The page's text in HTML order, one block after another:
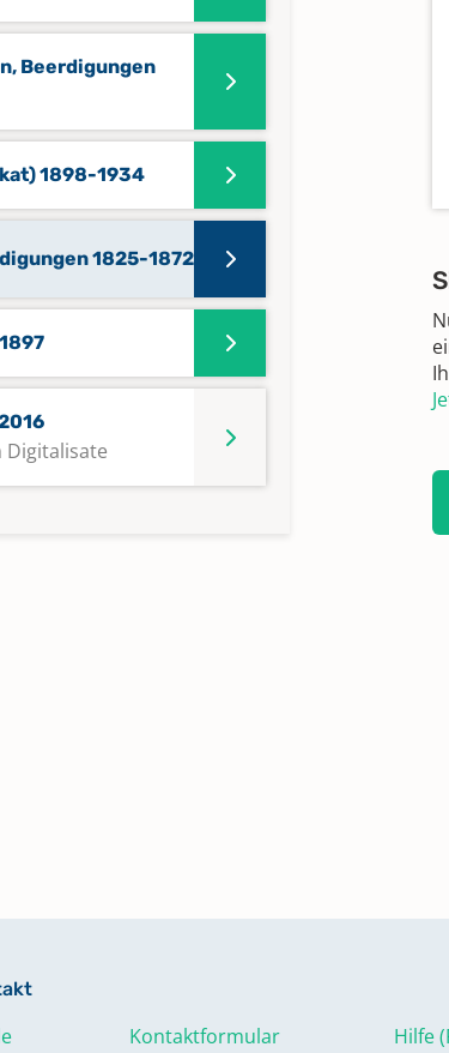
Beerdigungen
1898-1934
1825-1872
Digitalisate
Kontaktformular Hilfe